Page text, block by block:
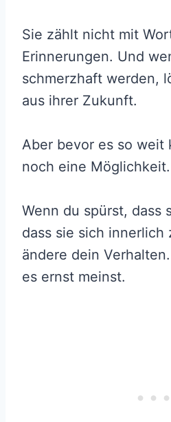
Sie zählt nicht mit
Erinnerungen. Und
schmerzhaft werden,
aus ihrer Zukunft.
Aber bevor es so weit
noch eine Möglichkeit.
Wenn du spürst, dass
dass sie sich innerlich
ändere dein
es ernst meinst.